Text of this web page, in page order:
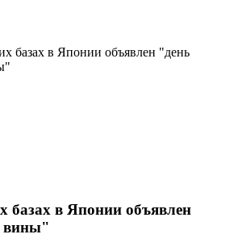
базах в Японии объявлен "день
базах в Японии объявлен
вины"